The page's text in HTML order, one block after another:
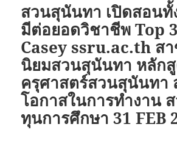
สวนสุนันทา เปิดสอนทั้
มีต่อยอดวิชาชีพ Top
Casey ssru.ac.th ส
นิยมสวนสุนันทา หลัก
ครุศาสตร์สวนสุนันทา
โอกาสในการทำงาน
ทุนการศึกษา 31 FEB